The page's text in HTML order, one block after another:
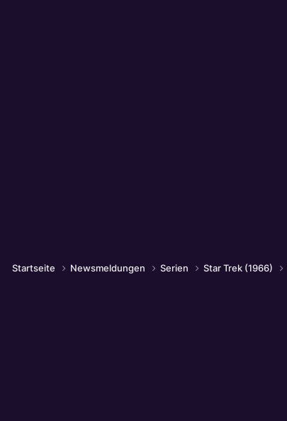
Startseite Newsmeldungen Serien Star Trek (1966)